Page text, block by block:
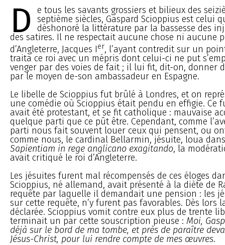
D
e tous les savants grossiers et bilieux des
septième siècles, Gaspard Scioppius est celui
déshonoré la littérature par la bassesse des
des satires. Il ne respectait aucune chose ni aucune
d’Angleterre, Jacques Ier, l’ayant contredit sur un
traita ce roi avec un mépris dont celui-ci ne put
venger par des voies de fait ; il lui fit, dit-on, donner
par le moyen de-son ambassadeur en Espagne.
Le libelle de Scioppius fut brûlé à Londres, et on
une comédie où Scioppius était pendu en effigie. Ce
avait été protestant, et se fit catholique : mauvaise
quelque parti que ce pût être. Cependant, comme
parti nous fait souvent louer ceux qui pensent, ou
comme nous, le cardinal Bellarmin, jésuite, loua
Sapientiam in rege anglicano exagitando, la
avait critiqué le roi d’Angleterre.
Les jésuites furent mal récompensés de ces éloges
Scioppius, né allemand, avait présenté à la diète de
requête par laquelle il demandait une pension : les
sur cette requête, n’y furent pas favorables. Dès lors
déclarée. Scioppius vomit contre eux plus de trente
terminait un par cette souscription pieuse : Moi,
déjà sur le bord de ma tombe, et près de paraître
Jésus-Christ, pour lui rendre compte de mes œuvres.